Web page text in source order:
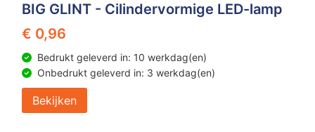
BIG GLINT - Cilindervormige LED-lamp
€ 0,96
Bedrukt geleverd in: 10 werkdag(en)
Onbedrukt geleverd in: 3 werkdag(en)
Bekijken